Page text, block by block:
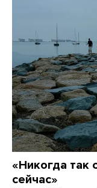
«Никогда так
сейчас»